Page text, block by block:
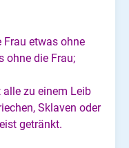
Frau etwas ohne
ohne die Frau;
alle zu einem Leib
Sklaven oder
getränkt.